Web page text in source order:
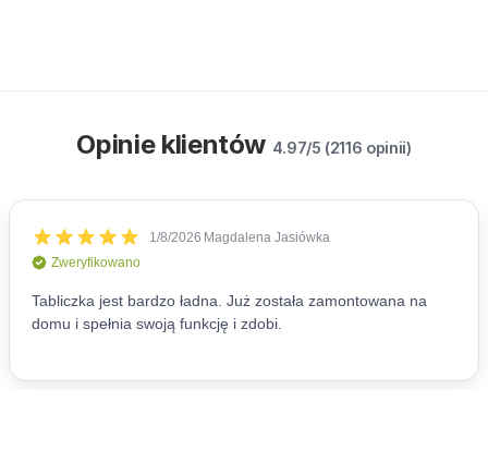
Opinie klientów 4.97/5 (2116 opinii)